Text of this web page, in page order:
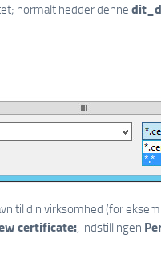
normalt hedder denne
til din virksomhed (for
certificate: , indstillingen